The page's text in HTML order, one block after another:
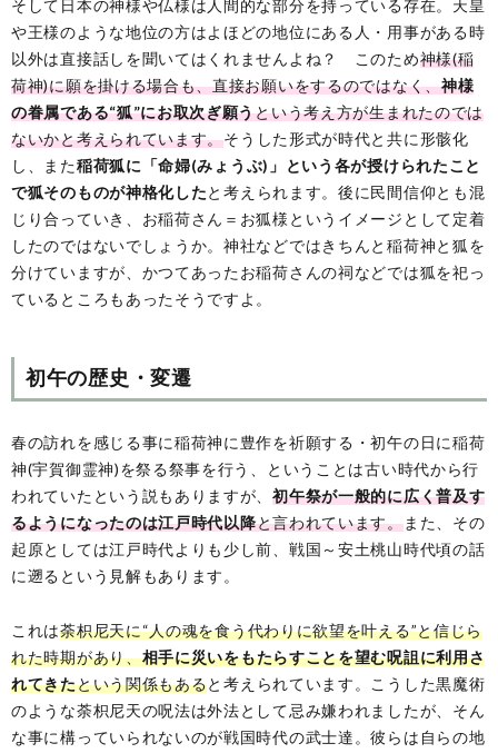
そして日本の神様や仏様は人間的な部分を持っている存在。天皇
や王様のような地位の方はよほどの地位にある人・用事がある時
以外は直接話しを聞いてはくれませんよね？ このため神様(稲
荷神)に願を掛ける場合も、直接お願いをするのではなく、神様
の眷属である“狐”にお取次ぎ願うという考え方が生まれたのでは
ないかと考えられています。そうした形式が時代と共に形骸化
し、また稲荷狐に「命婦(みょうぶ)」という各が授けられたこと
で狐そのものが神格化したと考えられます。後に民間信仰とも混
じり合っていき、お稲荷さん＝お狐様というイメージとして定着
したのではないでしょうか。神社などではきちんと稲荷神と狐を
分けていますが、かつてあったお稲荷さんの祠などでは狐を祀っ
ているところもあったそうですよ。
初午の歴史・変遷
春の訪れを感じる事に稲荷神に豊作を祈願する・初午の日に稲荷
神(宇賀御霊神)を祭る祭事を行う、ということは古い時代から行
われていたという説もありますが、初午祭が一般的に広く普及す
るようになったのは江戸時代以降と言われています。また、その
起原としては江戸時代よりも少し前、戦国～安土桃山時代頃の話
に遡るという見解もあります。
これは荼枳尼天に“人の魂を食う代わりに欲望を叶える”と信じら
れた時期があり、相手に災いをもたらすことを望む呪詛に利用さ
れてきたという関係もあると考えられています。こうした黒魔術
のような荼枳尼天の呪法は外法として忌み嫌われましたが、そん
な事に構っていられないのが戦国時代の武士達。彼らは自らの地